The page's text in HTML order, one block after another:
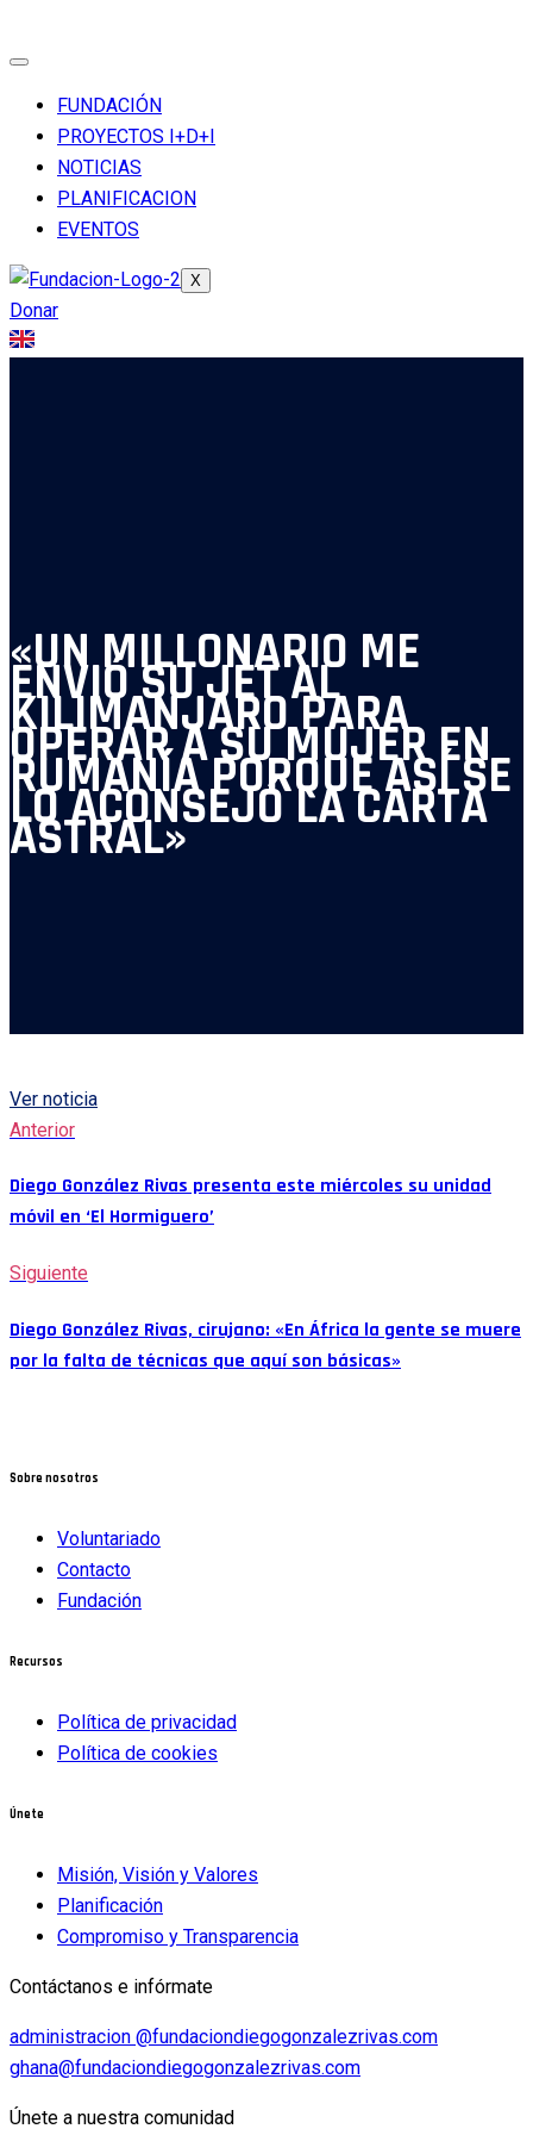
FUNDACIÓN
PROYECTOS I+D+I
NOTICIAS
PLANIFICACION
EVENTOS
X
Donar
«UN MILLONARIO ME
ENVIÓ SU JET AL
KILIMANJARO PARA
OPERAR A SU MUJER EN
RUMANÍA PORQUE ASÍ SE
LO ACONSEJÓ LA CARTA
ASTRAL»
Ver noticia
Anterior
Diego González Rivas presenta este miércoles su unidad
móvil en ‘El Hormiguero’
Siguiente
Diego González Rivas, cirujano: «En África la gente se muere
por la falta de técnicas que aquí son básicas»
Sobre nosotros
Voluntariado
Contacto
Fundación
Recursos
Política de privacidad
Política de cookies
Únete
Misión, Visión y Valores
Planificación
Compromiso y Transparencia
Contáctanos e infórmate
administracion @fundaciondiegogonzalezrivas.com
ghana@fundaciondiegogonzalezrivas.com
Únete a nuestra comunidad